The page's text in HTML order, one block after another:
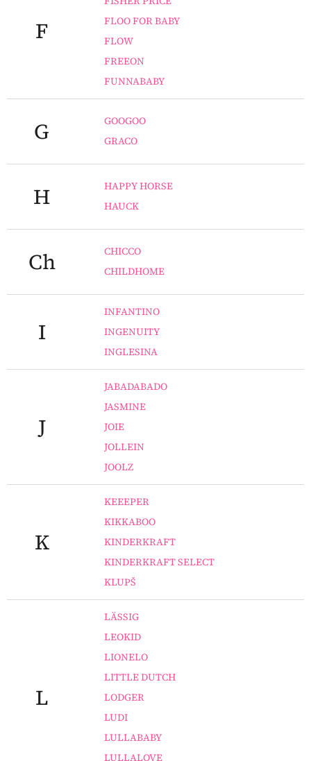
F
FLOO FOR BABY
FLOW
FREEON
FUNNABABY
G
GOOGOO
GRACO
H
HAPPY HORSE
HAUCK
Ch
CHICCO
CHILDHOME
I
INFANTINO
INGENUITY
INGLESINA
J
JABADABADO
JASMINE
JOIE
JOLLEIN
JOOLZ
K
KEEEPER
KIKKABOO
KINDERKRAFT
KINDERKRAFT SELECT
KLUPŠ
L
LÄSSIG
LEOKID
LIONELO
LITTLE DUTCH
LODGER
LUDI
LULLABABY
LULLALOVE